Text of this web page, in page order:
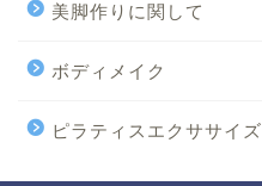
美脚作りに関して
ボディメイク
ピラティスエクササイズ